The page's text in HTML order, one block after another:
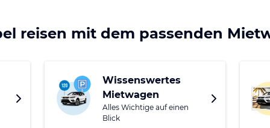
ihren eigenen Reiz besitzt, sollten Sie sich
der wichtigsten Städte des Islams - gleich nach
reisen mit dem passenden
Wissenswertes
Mietwagen
Alles Wichtige auf einen
Blick